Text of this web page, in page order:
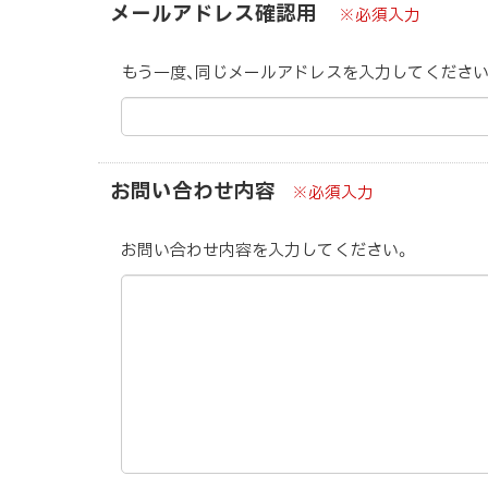
メールアドレス確認用 ※必須入力
もう一度、同じメールアドレスを入力してくださ
お問い合わせ内容 ※必須入力
お問い合わせ内容を入力してください。